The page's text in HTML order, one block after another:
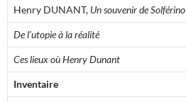
Henry DUNANT, Un souvenir de Solférino
De l’utopie à la réalité
Ces lieux où Henry Dunant
Inventaire